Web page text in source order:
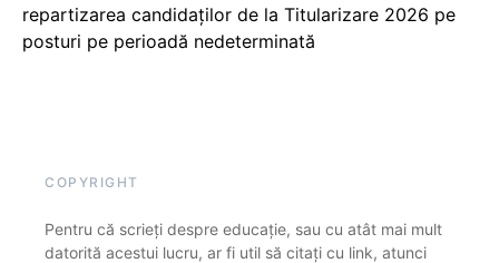
repartizarea candidaților de la Titularizare 2026 pe
posturi pe perioadă nedeterminată
COPYRIGHT
Pentru că scrieți despre educație, sau cu atât mai mult
datorită acestui lucru, ar fi util să citați cu link, atunci